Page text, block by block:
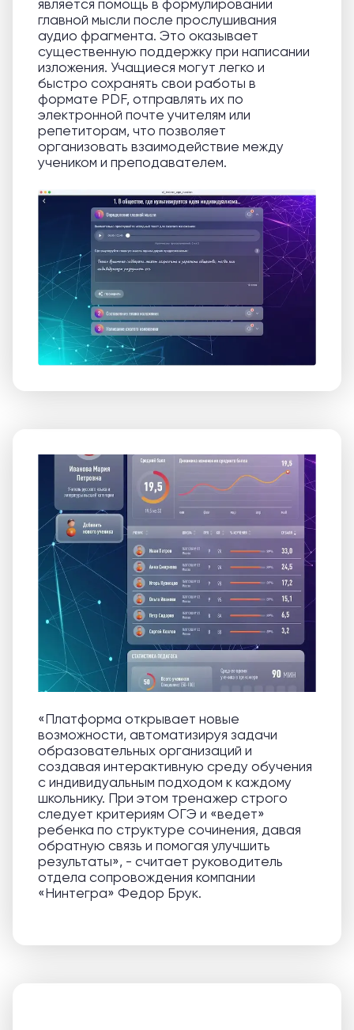
является помощь в формулировании
главной мысли после прослушивания
аудио фрагмента. Это оказывает
существенную поддержку при написании
изложения. Учащиеся могут легко и
быстро сохранять свои работы в
формате PDF, отправлять их по
электронной почте учителям или
репетиторам, что позволяет
организовать взаимодействие между
учеником и преподавателем.
«Платформа открывает новые
возможности, автоматизируя задачи
образовательных организаций и
создавая интерактивную среду обучения
с индивидуальным подходом к каждому
школьнику. При этом тренажер строго
следует критериям ОГЭ и «ведет»
ребенка по структуре сочинения, давая
обратную связь и помогая улучшить
результаты», - считает руководитель
отдела сопровождения компании
«Нинтегра» Федор Брук.